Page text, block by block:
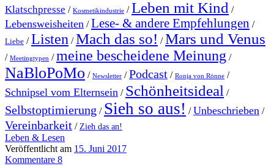
Klatschpresse / Kosmetikindustrie /Leben mit Kind /
Lebensweisheiten /Lese- & andere Empfehlungen /
Liebe /Listen /Mach das so! /Mars und Venus
/ Meetingtypen /meine bescheidene Meinung /
NaBloPoMo / Newsletter /Podcast / Ronja von Rönne /
Schnipsel vom Elternsein / Schönheitsideal /
Selbstoptimierung / Sieh so aus! /Unbeschrieben /
Vereinbarkeit / Zieh das an!
Leben & Lesen
Veröffentlicht am 15. Juni 2017
Kommentare 8